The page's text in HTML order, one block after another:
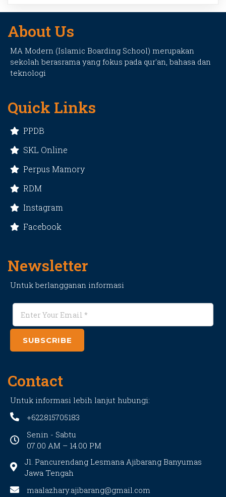
About Us
MA Modern (Islamic Boarding School) merupakan
sekolah berasrama yang fokus pada qur'an, bahasa dan
teknologi
Quick Links
PPDB
SKL Online
Perpus Mamory
RDM
Instagram
Facebook
Newsletter
Untuk berlangganan informasi
SUBSCRIBE
Contact
Untuk informasi lebih lanjut hubungi:
+622815705183
Senin - Sabtu
07.00 AM – 14.00 PM
Jl. Pancurendang Lesmana Ajibarang Banyumas
Jawa Tengah
maalazhary.ajibarang@gmail.com